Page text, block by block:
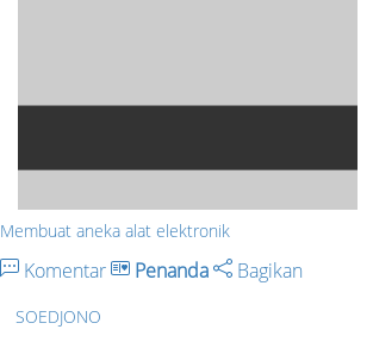
Membuat aneka alat elektronik
Komentar Penanda Bagikan
SOEDJONO